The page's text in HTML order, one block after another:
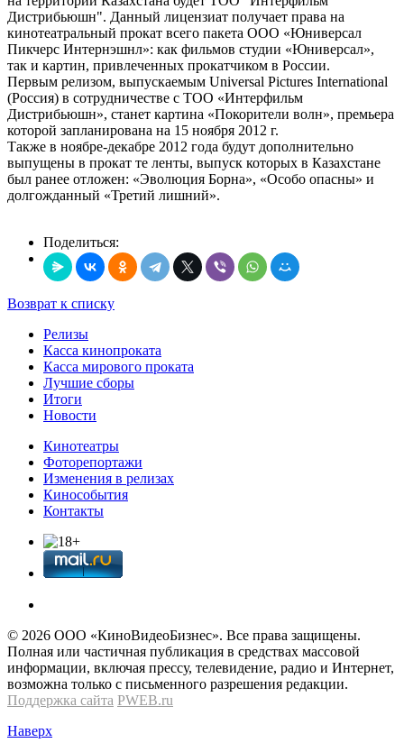
Дистрибьюшн". Данный лицензиат получает права на
кинотеатральный прокат всего пакета ООО «Юниверсал
Пикчерс Интернэшнл»: как фильмов студии «Юниверсал»,
так и картин, привлеченных прокатчиком в России.
Первым релизом, выпускаемым Universal Pictures International
(Россия) в сотрудничестве с ТОО «Интерфильм
Дистрибьюшн», станет картина «Покорители волн», премьера
которой запланирована на 15 ноября 2012 г.
Также в ноябре-декабре 2012 года будут дополнительно
выпущены в прокат те ленты, выпуск которых в Казахстане
был ранее отложен: «Эволюция Борна», «Особо опасны» и
долгожданный «Третий лишний».
Поделиться:
Возврат к списку
Релизы
Касса кинопроката
Касса мирового проката
Лучшие сборы
Итоги
Новости
Кинотеатры
Фоторепортажи
Изменения в релизах
Кинособытия
Контакты
© 2026 OOО «КиноВидеоБизнес». Все права защищены.
Полная или частичная публикация в средствах массовой
информации, включая прессу, телевидение, радио и Интернет,
возможна только с письменного разрешения редакции.
Поддержка сайта PWEB.ru
Наверх